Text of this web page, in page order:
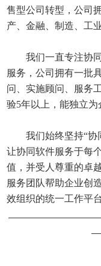
售型公司转型，公司
产、金融、制造、工
我们一直专注协同
服务，公司拥有一批
问、实施顾问、服务
验5年以上，能独立为
我们始终坚持“协同
让协同软件服务于每
值，并受人尊重的卓
服务团队帮助企业创
效组织的统一工作平